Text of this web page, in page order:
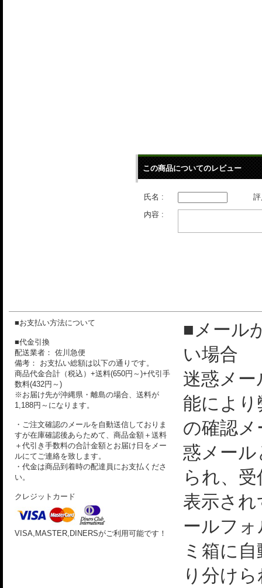
この商品についてのレビュー
氏名 :
内容 :
■お支払い方法について
■代金引換
配送業者： 佐川急便
備考： お支払い総額は以下の通りです。
商品代金合計（税込）+送料(650円～)+代引手
数料(432円～)
※お届け先が沖縄県・離島の場合、送料が
1,188円～になります。
・ご注文確認のメールを自動送信しておりま
すが在庫確認後あらためて、商品金額＋送料
＋代引き手数料の合計金額とお届け日をメー
ルにてご連絡を致します。
・代金は商品到着時の配達員にお支払くださ
い。
クレジットカード
VISA,MASTER,DINERSがご利用可能です！
■メール
い場合
迷惑メー
能によ
の確認
惑メー
られ、
表示さ
ールフ
ミ箱に
り分け